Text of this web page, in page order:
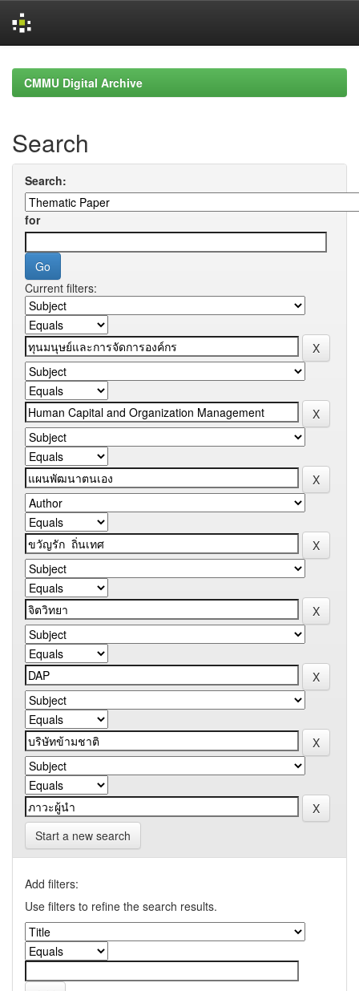
navigationCMMU Digital Archive
Search
Search:
for
Current filters:
Start a new search
Add filters:
Use filters to refine the search results.